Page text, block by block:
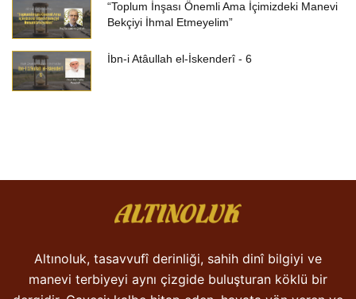
“Toplum İnşası Önemli Ama İçimizdeki Manevi
Bekçiyi İhmal Etmeyelim”
İbn-i Atâullah el-İskenderî - 6
Altınoluk, tasavvufî derinliği, sahih dinî bilgiyi ve
manevi terbiyeyi aynı çizgide buluşturan köklü bir